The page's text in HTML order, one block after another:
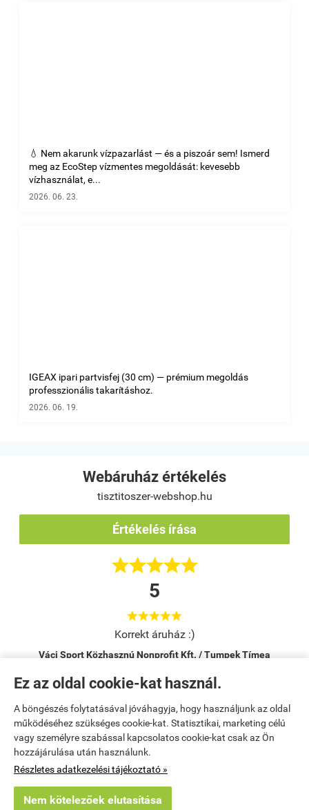
Ez az oldal cookie-kat használ.
A böngészés folytatásával jóváhagyja, hogy használjunk az oldal
működéséhez szükséges cookie-kat. Statisztikai, marketing célú
vagy személyre szabással kapcsolatos cookie-kat csak az Ön
hozzájárulása után használunk.
Részletes adatkezelési tájékoztató »
Nem kötelezőek elutasítása
💧 Nem akarunk vízpazarlást — és a piszoár sem! Ismerd
meg az EcoStep vízmentes megoldását: kevesebb
vízhasználat, e...
2026. 06. 23.
IGEAX ipari partvisfej (30 cm) — prémium megoldás
professzionális takarításhoz.
2026. 06. 19.
Webáruház értékelés
tisztitoszer-webshop.hu
Értékelés írása

5

Korrekt áruház :)
Váci Sport Közhasznú Nonprofit Kft. / Tumpek Tímea
Kezdőlap|Regisztráció|Bemutatkozás|
Kosár tartalma, megrendelés|Elérhetőségek|Rendelési feltételek
Elállok a szerződéstől